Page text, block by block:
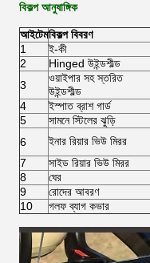
বিকল্প আনুষাঙ্গিক
আইটেমবিকল্প বিবরণ
1
ই-কী
2
Hinged উইন্ডশীল্ড
3
ওয়াইপার সহ স্তরিত
উইন্ডশীল্ড
4
ইস্পাত ব্রাশ গার্ড
5
সামনে স্টিলের ঝুড়ি
6
ইনার রিয়ার ভিউ মিরর
7
সাইড রিয়ার ভিউ মিরর
8
ঘের
9
রোদের আবরণ
10
গলফ ব্যাগ কভার